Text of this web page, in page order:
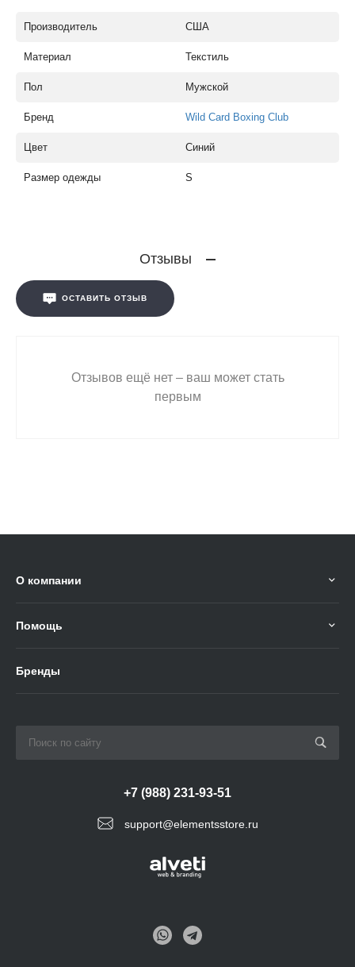
Производитель США
Материал Текстиль
Пол Мужской
Бренд Wild Card Boxing Club
Цвет Синий
Размер одежды S
Отзывы
ОСТАВИТЬ ОТЗЫВ
Отзывов ещё нет – ваш может стать
первым
О компании
Помощь
Бренды
support@elementsstore.ru
+7 (988) 231-93-51